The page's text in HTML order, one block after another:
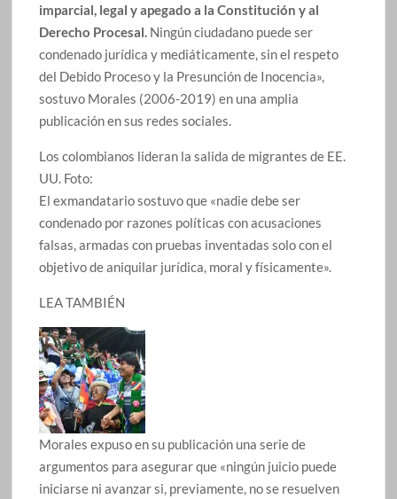
imparcial, legal y apegado a la Constitución y al
Derecho Procesal. Ningún ciudadano puede ser
condenado jurídica y mediáticamente, sin el respeto
del Debido Proceso y la Presunción de Inocencia»,
sostuvo Morales (2006-2019) en una amplia
publicación en sus redes sociales.
Los colombianos lideran la salida de migrantes de EE.
UU. Foto:
El exmandatario sostuvo que «nadie debe ser
condenado por razones políticas con acusaciones
falsas, armadas con pruebas inventadas solo con el
objetivo de aniquilar jurídica, moral y físicamente».
LEA TAMBIÉN
Morales expuso en su publicación una serie de
argumentos para asegurar que «ningún juicio puede
iniciarse ni avanzar si, previamente, no se resuelven